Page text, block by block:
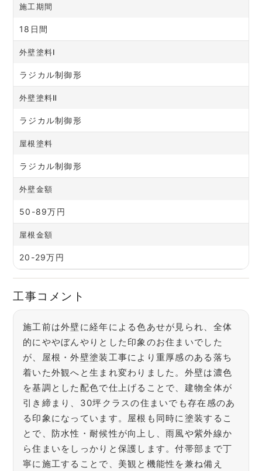
施工期間
18日間
外壁塗料Ⅰ
ラジカル制御形
外壁塗料Ⅱ
ラジカル制御形
屋根塗料
ラジカル制御形
外壁金額
50-89万円
屋根金額
20-29万円
工事コメント
施工前は外壁に経年による色あせが見られ、全体
的にややぼんやりとした印象のお住まいでした
が、屋根・外壁塗装工事により重厚感のある落ち
着いた外観へと生まれ変わりました。外壁は濃色
を基調とした配色で仕上げることで、建物全体が
引き締まり、30坪クラスの住まいでも存在感のあ
る印象になっています。屋根も同時に塗装するこ
とで、防水性・耐候性が向上し、雨風や紫外線か
ら住まいをしっかりと保護します。付帯部まで丁
寧に施工することで、美観と機能性を兼ね備え